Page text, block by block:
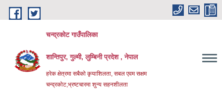
Skip to main content
चन्द्रकोट गाउँपालिका
शान्तिपुर, गुल्मी, लुम्बिनी प्रदेश , नेपाल
हरेक क्षेत्रमा सबैको कृयाशिलता, सबल एवम सक्षम
चन्द्रकोट,भ्रष्टचारमा शुन्य सहनशीलता